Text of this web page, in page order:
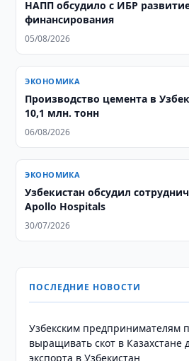
НАПП обсудило с ИБР
финансирования
05/08/2026
ЭКОНОМИКА
Производство цемента в
10,1 млн. тонн
06/08/2026
ЭКОНОМИКА
Узбекистан обсудил
Apollo Hospitals
30/07/2026
ПОСЛЕДНИЕ НОВОСТИ
Узбекским предпринимателям
выращивать скот в Казахстане
экспорта в Узбекистан